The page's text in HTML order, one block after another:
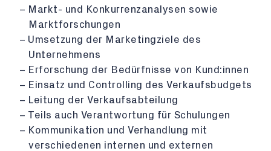
Markt- und Konkurrenzanalysen sowie
Marktforschungen
Umsetzung der Marketingziele des
Unternehmens
Erforschung der Bedürfnisse von Kund:innen
Einsatz und Controlling des Verkaufsbudgets
Leitung der Verkaufsabteilung
Teils auch Verantwortung für Schulungen
Kommunikation und Verhandlung mit
verschiedenen internen und externen